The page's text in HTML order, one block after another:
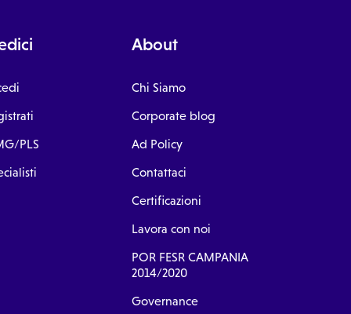
PLS
About
Chi Siamo
Corporate blog
Ad Policy
Contattaci
Certificazioni
Lavora con noi
POR FESR CAMPANIA
2014/2020
Governance